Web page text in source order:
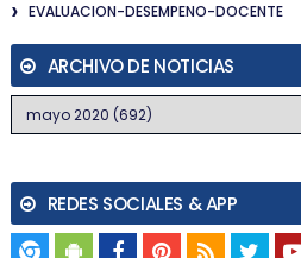
EVALUACION-DESEMPENO-DOCENTE
ARCHIVO DE NOTICIAS
REDES SOCIALES & APP